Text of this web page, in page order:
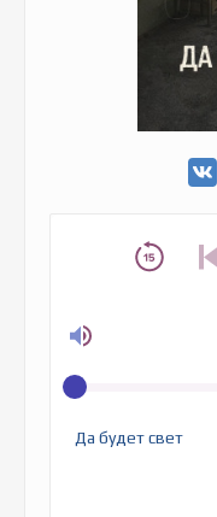
Да будет свет